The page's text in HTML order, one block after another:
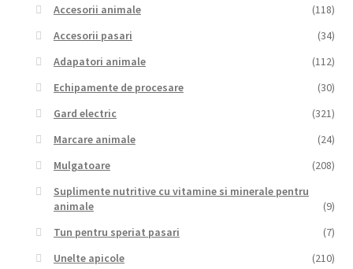
Accesorii animale
(118)
Accesorii pasari
(34)
Adapatori animale
(112)
Echipamente de procesare
(30)
Gard electric
(321)
Marcare animale
(24)
Mulgatoare
(208)
Suplimente nutritive cu vitamine si minerale pentru
animale
(9)
Tun pentru speriat pasari
(7)
Unelte apicole
(210)